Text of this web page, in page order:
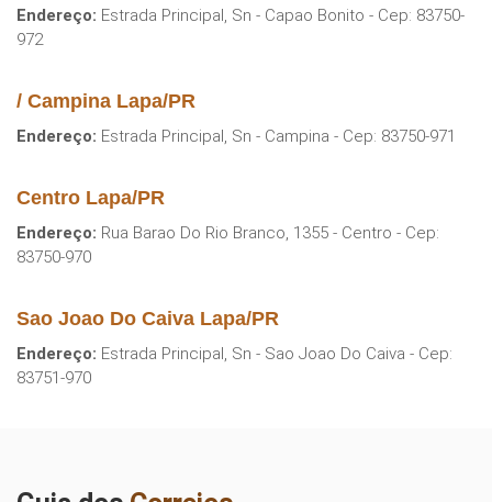
Endereço: Estrada Principal, Sn - Capao Bonito - Cep: 83750-
972
/ Campina Lapa/PR
Endereço: Estrada Principal, Sn - Campina - Cep: 83750-971
Centro Lapa/PR
Endereço: Rua Barao Do Rio Branco, 1355 - Centro - Cep:
83750-970
Sao Joao Do Caiva Lapa/PR
Endereço: Estrada Principal, Sn - Sao Joao Do Caiva - Cep:
83751-970